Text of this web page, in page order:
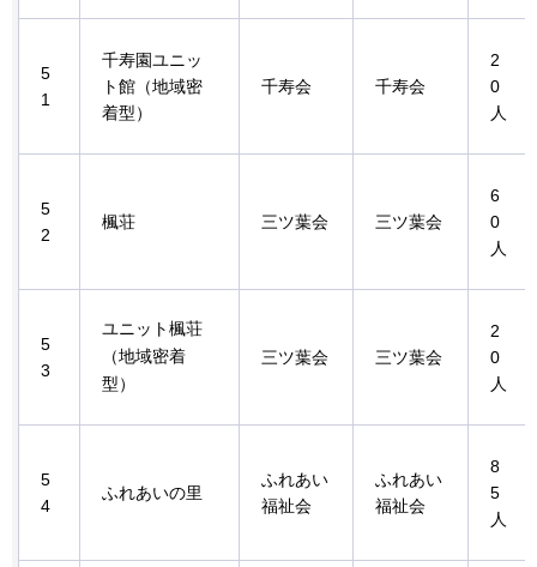
5
1
千寿園ユニッ
ト館（地域密
着型）
千寿会 千寿会
2
0
人
5
2
楓荘 三ツ葉会 三ツ葉会
6
0
人
5
3
ユニット楓荘
（地域密着
型）
三ツ葉会 三ツ葉会
2
0
人
5
4
ふれあいの里
ふれあい
福祉会
ふれあい
福祉会
8
5
人